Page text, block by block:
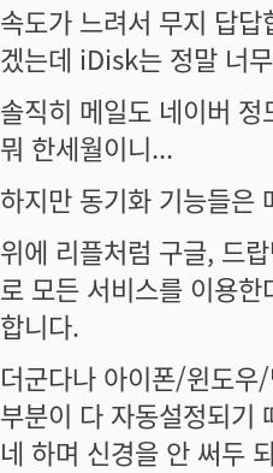
속도가 느려서 무지 답
겠는데 iDisk는 정말 너
솔직히 메일도 네이버
뭐 한세월이니...
하지만 동기화 기능들은
위에 리플처럼 구글, 드
로 모든 서비스를 이용
합니다.
더군다나 아이폰/윈도우
부분이 다 자동설정되기
네 하며 신경을 안 써두